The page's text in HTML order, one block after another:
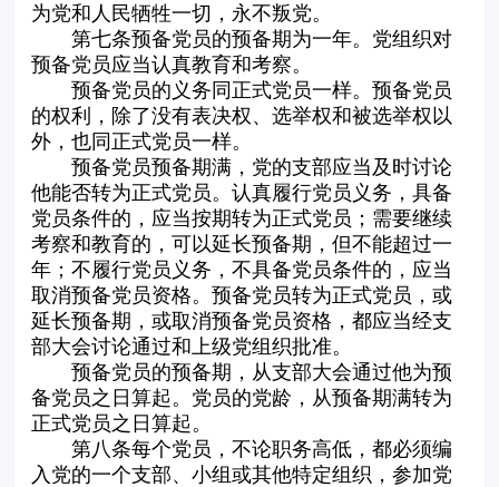
为党和人民牺牲一切，永不叛党。
第七条预备党员的预备期为一年。党组织对
预备党员应当认真教育和考察。
预备党员的义务同正式党员一样。预备党员
的权利，除了没有表决权、选举权和被选举权以
外，也同正式党员一样。
预备党员预备期满，党的支部应当及时讨论
他能否转为正式党员。认真履行党员义务，具备
党员条件的，应当按期转为正式党员；需要继续
考察和教育的，可以延长预备期，但不能超过一
年；不履行党员义务，不具备党员条件的，应当
取消预备党员资格。预备党员转为正式党员，或
延长预备期，或取消预备党员资格，都应当经支
部大会讨论通过和上级党组织批准。
预备党员的预备期，从支部大会通过他为预
备党员之日算起。党员的党龄，从预备期满转为
正式党员之日算起。
第八条每个党员，不论职务高低，都必须编
入党的一个支部、小组或其他特定组织，参加党